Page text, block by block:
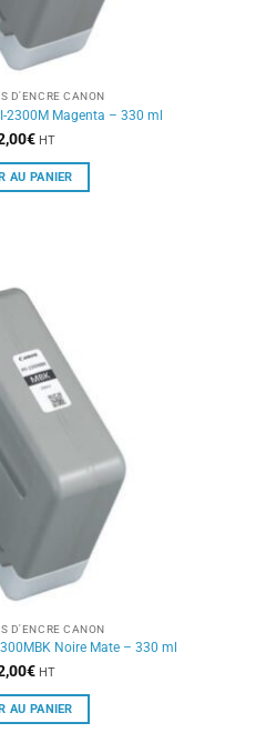
D'ENCRE CANON
2300M Magenta – 330 ml
€ HT
AU PANIER
D'ENCRE CANON
Noire Mate – 330 ml
€ HT
AU PANIER